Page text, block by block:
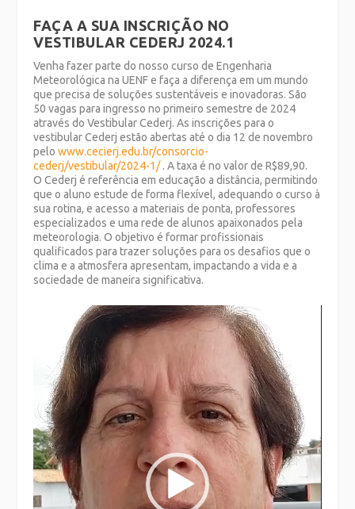
FAÇA A SUA INSCRIÇÃO NO
VESTIBULAR CEDERJ 2024.1
Venha fazer parte do nosso curso de Engenharia
Meteorológica na UENF e faça a diferença em um mundo
que precisa de soluções sustentáveis e inovadoras. São
50 vagas para ingresso no primeiro semestre de 2024
através do Vestibular Cederj. As inscrições para o
vestibular Cederj estão abertas até o dia 12 de novembro
pelowww.cecierj.edu.br/consorcio-
cederj/vestibular/2024-1/. A taxa é no valor de R$89,90.
O Cederj é referência em educação a distância, permitindo
que o aluno estude de forma flexível, adequando o curso à
sua rotina, e acesso a materiais de ponta, professores
especializados e uma rede de alunos apaixonados pela
meteorologia. O objetivo é formar profissionais
qualificados para trazer soluções para os desafios que o
clima e a atmosfera apresentam, impactando a vida e a
sociedade de maneira significativa.